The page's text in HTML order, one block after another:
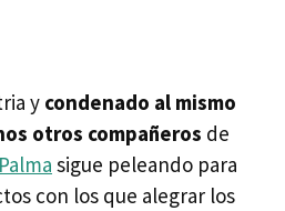
y condenado al mismo
otros compañeros de
sigue peleando para
con los que alegrar los